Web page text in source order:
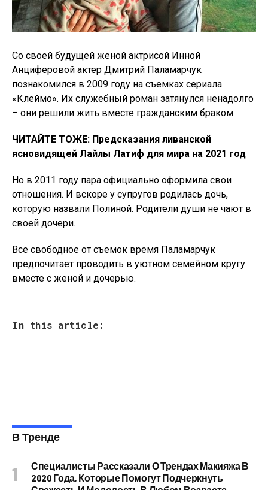
Со своей будущей женой актрисой Инной
Анциферовой актер Дмитрий Паламарчук
познакомился в 2009 году на съемках сериала
«Клеймо». Их служебный роман затянулся ненадолго
– они решили жить вместе гражданским браком.
ЧИТАЙТЕ ТОЖЕ: Предсказания ливанской
ясновидящей Лайлы Латиф для мира на 2021 год
Но в 2011 году пара официально оформила свои
отношения. И вскоре у супругов родилась дочь,
которую назвали Полиной. Родители души не чают в
своей дочери.
Все свободное от съемок время Паламарчук
предпочитает проводить в уютном семейном кругу
вместе с женой и дочерью.
In this article:
В Тренде
Специалисты Рассказали О Трендах Макияжа В
2020 Года, Которые Помогут Подчеркнуть